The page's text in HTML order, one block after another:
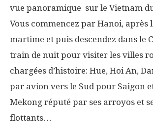
vue panoramique sur le Vietnam
Vous commencez par Hanoi, après
martime et puis descendez dans le
train de nuit pour visiter les villes
chargées d’histoire: Hue, Hoi An,
par avion vers le Sud pour Saigon
Mekong réputé par ses arroyos et
flottants…